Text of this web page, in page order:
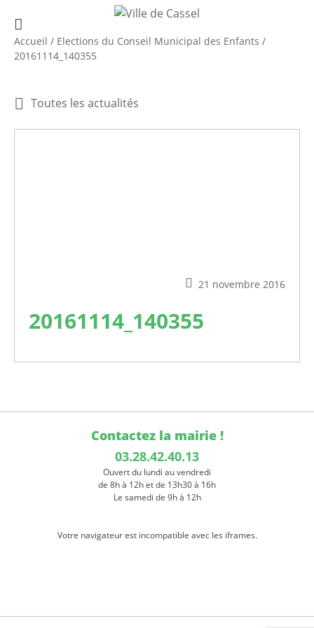
Accueil / Elections du Conseil Municipal des Enfants /
20161114_140355
Toutes les actualités
21 novembre 2016
20161114_140355
Contactez la mairie !
03.28.42.40.13
Ouvert du lundi au vendredi
de 8h à 12h et de 13h30 à 16h
Le samedi de 9h à 12h
Votre navigateur est incompatible avec les iframes.